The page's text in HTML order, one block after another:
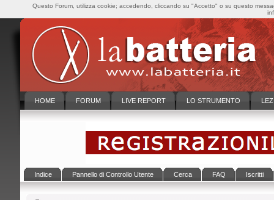
HOME FORUM LIVE REPORT LO STRUMENTO
Indice Pannello di Controllo Utente Cerca FAQ Iscritti
Questo Forum, utilizza cookie; accedendo, cliccando su "Accetto" o su questo